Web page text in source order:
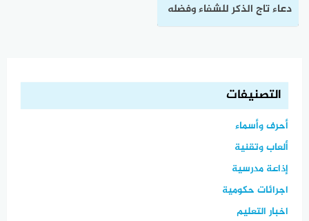
دعاء تاج الذكر للشفاء وفضله
التصنيفات
أحرف وأسماء
ألعاب وتقنية
إذاعة مدرسية
اجرائات حكومية
اخبار التعليم